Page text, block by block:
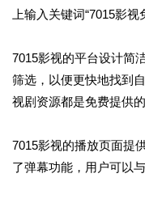
上输入关键词“7015影
7015影视的平台设计简
筛选，以便更快地找到
视剧资源都是免费提供
7015影视的播放页面提
了弹幕功能，用户可以